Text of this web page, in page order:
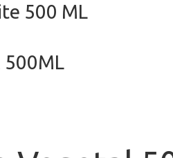
500 ML
500ML